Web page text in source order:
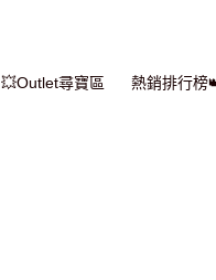
💥Outlet尋寶區 熱銷排行榜